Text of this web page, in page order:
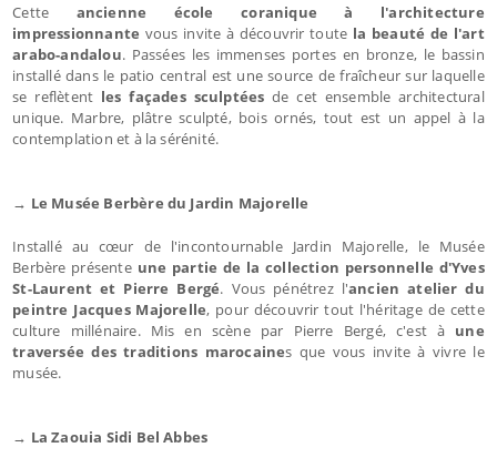
Cette ancienne école coranique à l'architecture
impressionnante vous invite à découvrir toute la beauté de l'art
arabo-andalou. Passées les immenses portes en bronze, le bassin
installé dans le patio central est une source de fraîcheur sur laquelle
se reflètent les façades sculptées de cet ensemble architectural
unique. Marbre, plâtre sculpté, bois ornés, tout est un appel à la
contemplation et à la sérénité.
→ Le Musée Berbère du Jardin Majorelle
Installé au cœur de l'incontournable Jardin Majorelle, le Musée
Berbère présenteune partie de la collection personnelle d'Yves
St-Laurent et Pierre Bergé. Vous pénétrez l'ancien atelier du
peintre Jacques Majorelle, pour découvrir tout l'héritage de cette
culture millénaire. Mis en scène par Pierre Bergé, c'est à une
traversée des traditions marocaines que vous invite à vivre le
musée.
→ La Zaouia Sidi Bel Abbes